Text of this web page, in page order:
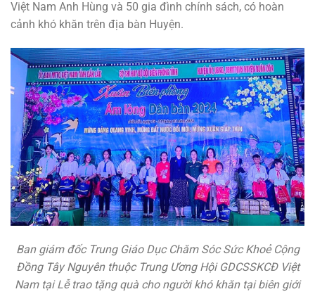
Việt Nam Anh Hùng và 50 gia đình chính sách, có hoàn
cảnh khó khăn trên địa bàn Huyện.
Ban giám đốc Trung Giáo Dục Chăm Sóc Sức Khoẻ Cộng
Đồng Tây Nguyên thuộc Trung Ương Hội GDCSSKCĐ Việt
Nam tại Lễ trao tặng quà cho người khó khăn tại biên giới